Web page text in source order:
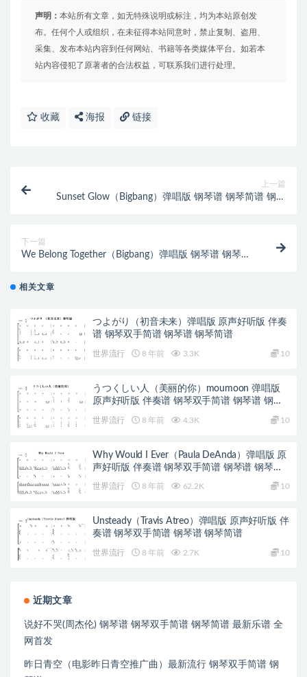
声明： 本站所有文章，如无特殊说明或标注，均为本站原创发
布。任何个人或组织，在未征得本站同意时，禁止复制、盗用、
采集、发布本站内容到任何网站、书籍等各类媒体平台。如若本
站内容侵犯了原著者的合法权益，可联系我们进行处理。
收藏 海报 链接
上一篇
Sunset Glow（Bigbang）弹唱版 钢琴谱 钢琴简谱 钢琴
下一篇
We Belong Together（Bigbang）弹唱版 钢琴谱 钢琴简
相关文章
つよがり（初音未来）弹唱版 原声好听版 伴奏
谱 钢琴双手简谱 钢琴谱 钢琴简谱
世界流行 8 年前 3.3K 10
うつくしい人（美丽的你）moumoon 弹唱版
原声好听版 伴奏谱 钢琴双手简谱 钢琴谱 钢琴
世界流行 8 年前 4.3K 10
Why Would I Ever（Paula DeAnda）弹唱版 原
声好听版 伴奏谱 钢琴双手简谱 钢琴谱 钢琴简
世界流行 8 年前 62.2K 10
Unsteady（Travis Atreo）弹唱版 原声好听版 伴
奏谱 钢琴双手简谱 钢琴谱 钢琴简谱
世界流行 8 年前 2.7K 10
近期文章
说好不哭(周杰伦) 钢琴谱 钢琴双手简谱 钢琴简谱 最新乐谱 全
网首发
昨日青空（电影昨日青空推广曲）最新流行 钢琴双手简谱 钢